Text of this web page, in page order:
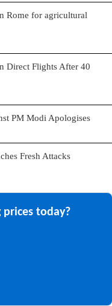
Rome for agricultural
Direct Flights After 40
PM Modi Apologises
Fresh Attacks
today?